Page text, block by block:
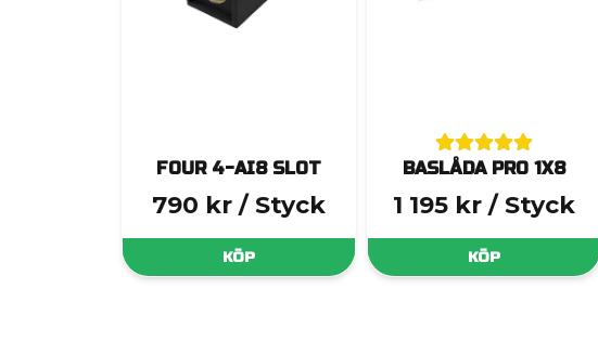
FOUR 4-AI8 SLOT
790 kr / Styck
KÖP
BASLÅDA PRO 1X8
1 195 kr / Styck
KÖP